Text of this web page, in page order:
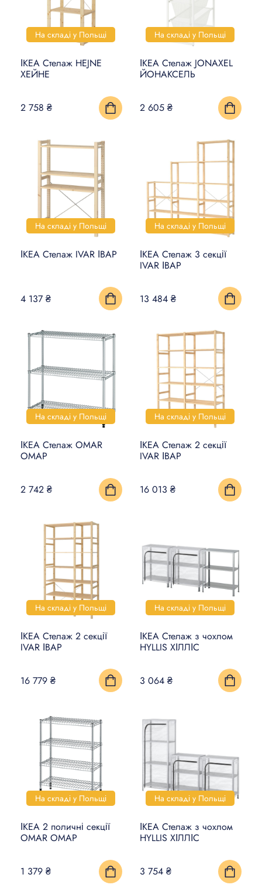
На складі у Польщі
ІКЕА Стелаж HEJNE
ХЕЙНЕ
2 758 ₴
На складі у Польщі
ІКЕА Стелаж JONAXEL
ЙОНАКСЕЛЬ
2 605 ₴
На складі у Польщі
ІКЕА Стелаж IVAR ІВАР
4 137 ₴
На складі у Польщі
ІКЕА Стелаж 3 секції
IVAR ІВАР
13 484 ₴
На складі у Польщі
ІКЕА Стелаж OMAR
ОМАР
2 742 ₴
На складі у Польщі
ІКЕА Стелаж 2 секції
IVAR ІВАР
16 013 ₴
На складі у Польщі
ІКЕА Стелаж 2 секції
IVAR ІВАР
16 779 ₴
На складі у Польщі
ІКЕА Стелаж з чохлом
HYLLIS ХІЛЛІС
3 064 ₴
На складі у Польщі
ІКЕА 2 поличні секції
OMAR ОМАР
1 379 ₴
На складі у Польщі
ІКЕА Стелаж з чохлом
HYLLIS ХІЛЛІС
3 754 ₴